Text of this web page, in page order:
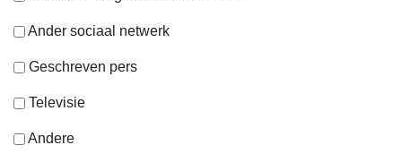
Ander sociaal netwerk
Geschreven pers
Televisie
Andere